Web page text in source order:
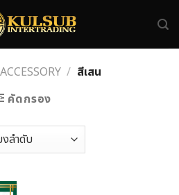
ACCESSORY / สีเสน
คัดกรอง